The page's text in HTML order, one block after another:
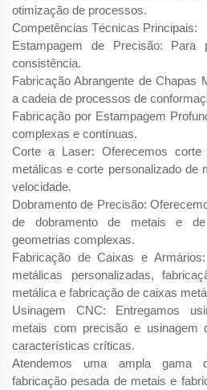
otimização de processos.
Competências Técnicas Principais:
Estampagem de Precisão:
consistência.
Fabricação Abrangente de Chapas
a cadeia de processos de
Fabricação por Estampagem
complexas e contínuas.
Corte a Laser: Oferecemos corte
metálicas e corte personalizado de
velocidade.
Dobramento de Precisão:
de dobramento de metais e
geometrias complexas.
Fabricação de Caixas e
metálicas personalizadas,
metálica e fabricação de caixas
Usinagem CNC: Entregamos
metais com precisão e usinagem
características críticas.
Atendemos uma ampla gama
fabricação pesada de metais e